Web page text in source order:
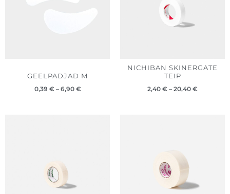
GEELPADJAD M
0,39 € – 6,90 €
NICHIBAN SKINERGATE
TEIP
2,40 € – 20,40 €